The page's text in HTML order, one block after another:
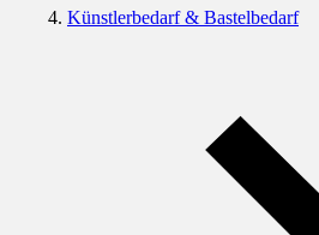
Künstlerbedarf & Bastelbedarf